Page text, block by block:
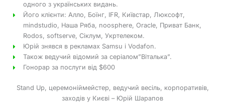
одного з українських видань.
Його клієнти: Алло, Боїнг, IFR, Київстар, Люксофт,
mindstudio, Наша Ряба, noosphere, Oracle, Приват Банк,
Rodos, softserve, Сіклум, Укртелеком.
Юрій знявся в рекламах Samsu і Vodafon.
Також ведучий відомий за серіалом”Віталька”.
Гонорар за послуги від $600
Stand Up, церемоніймейстер, ведучий весіль, корпоративів,
заходів у Києві – Юрій Шарапов